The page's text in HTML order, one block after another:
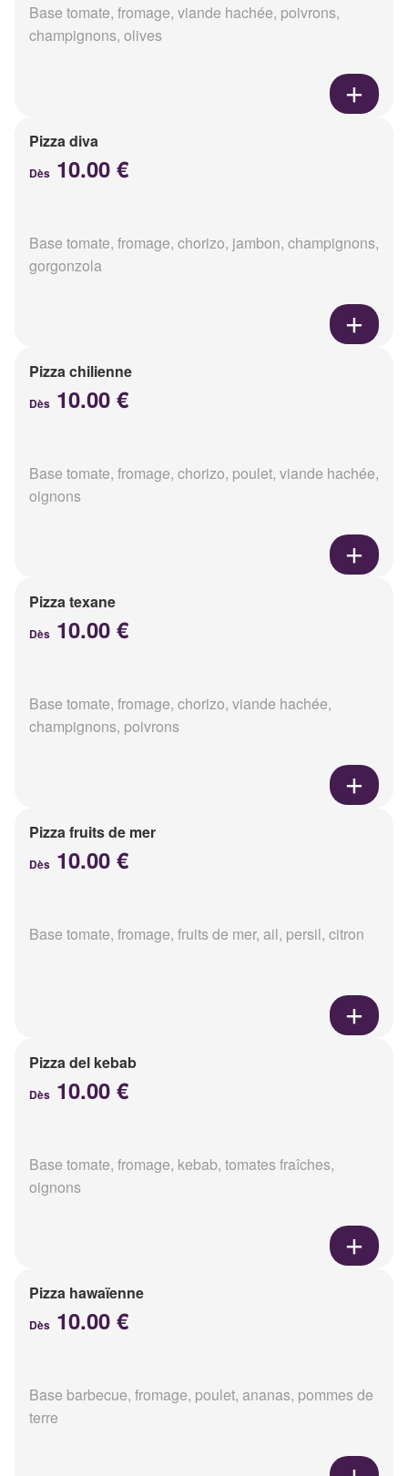
Base tomate, fromage, viande hachée, poivrons,
champignons, olives
Pizza diva
Dès 10.00 €
Base tomate, fromage, chorizo, jambon, champignons,
gorgonzola
Pizza chilienne
Dès 10.00 €
Base tomate, fromage, chorizo, poulet, viande hachée,
oignons
Pizza texane
Dès 10.00 €
Base tomate, fromage, chorizo, viande hachée,
champignons, poivrons
Pizza fruits de mer
Dès 10.00 €
Base tomate, fromage, fruits de mer, ail, persil, citron
Pizza del kebab
Dès 10.00 €
Base tomate, fromage, kebab, tomates fraîches,
oignons
Pizza hawaïenne
Dès 10.00 €
Base barbecue, fromage, poulet, ananas, pommes de
terre